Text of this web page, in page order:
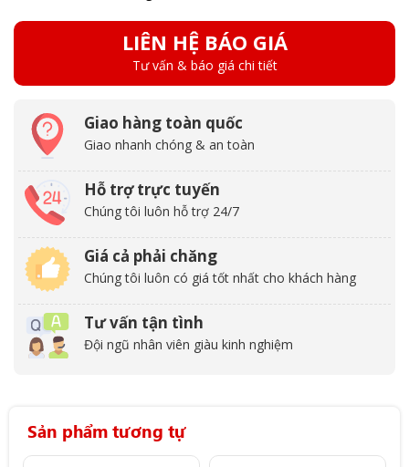
LIÊN HỆ BÁO GIÁ
Tư vấn & báo giá chi tiết
Giao hàng toàn quốc
Giao nhanh chóng & an toàn
Hỗ trợ trực tuyến
Chúng tôi luôn hỗ trợ 24/7
Giá cả phải chăng
Chúng tôi luôn có giá tốt nhất cho khách hàng
Tư vấn tận tình
Đội ngũ nhân viên giàu kinh nghiệm
Sản phẩm tương tự